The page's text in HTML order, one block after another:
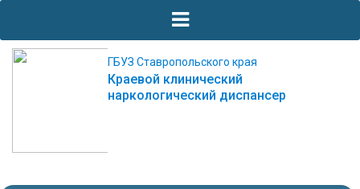
ГБУЗ Ставропольского края
Краевой клинический
наркологический диспансер